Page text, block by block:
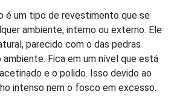
é um tipo de revestimento que se
ambiente, interno ou externo. Ele
parecido com o das pedras
Fica em um nível que está
e o polido. Isso devido ao
intenso nem o fosco em excesso.